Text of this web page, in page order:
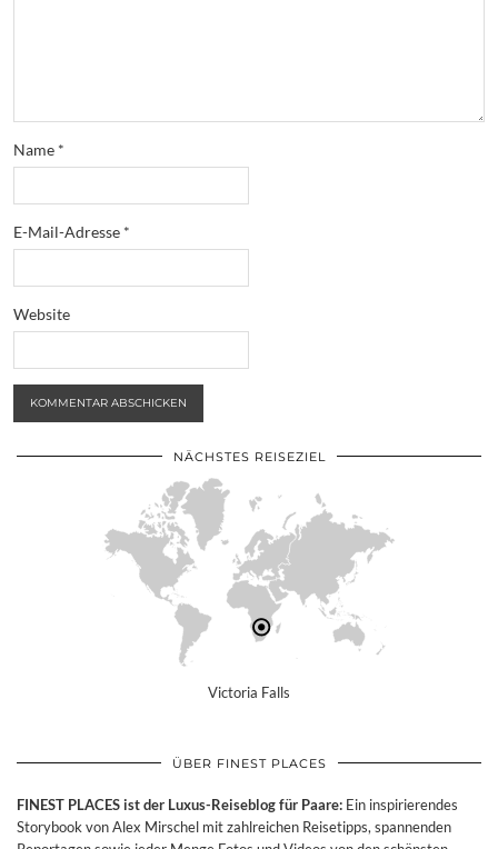
Name *
E-Mail-Adresse *
Website
NÄCHSTES REISEZIEL
Victoria Falls
ÜBER FINEST PLACES
FINEST PLACES ist der Luxus-Reiseblog für Paare: Ein inspirierendes
Storybook von Alex Mirschel mit zahlreichen Reisetipps, spannenden